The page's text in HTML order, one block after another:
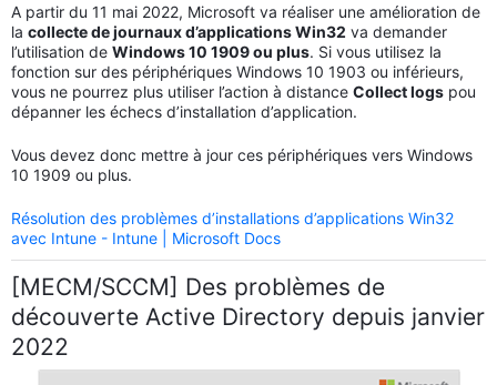
A partir du 11 mai 2022, Microsoft va réaliser une amélioration de
la collecte de journaux d’applications Win32 va demander
l’utilisation de Windows 10 1909 ou plus. Si vous utilisez la
fonction sur des périphériques Windows 10 1903 ou inférieurs,
vous ne pourrez plus utiliser l’action à distance Collect logs pou
dépanner les échecs d’installation d’application.
Vous devez donc mettre à jour ces périphériques vers Windows
10 1909 ou plus.
Résolution des problèmes d’installations d’applications Win32
avec Intune - Intune | Microsoft Docs
[MECM/SCCM] Des problèmes de
découverte Active Directory depuis janvier
2022